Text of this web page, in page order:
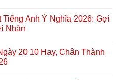
Tiếng Anh Ý Nghĩa 2026: Gợi
Nhận
20 10 Hay, Chân Thành